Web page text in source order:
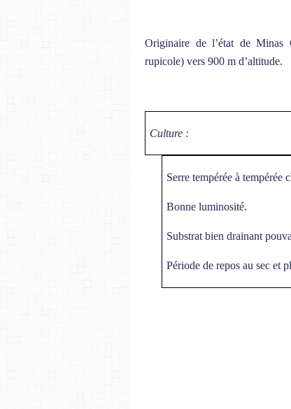
Originaire de l’état de
rupicole) vers 900 m d’altitude.
Culture :
Serre tempérée à tempérée
Bonne luminosité.
Substrat bien drainant
Période de repos au sec et